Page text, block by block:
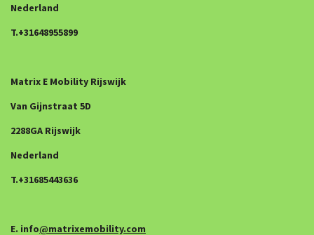
Nederland
T.+31648955899
Matrix E Mobility Rijswijk
Van Gijnstraat 5D
2288GA Rijswijk
Nederland
T.+31685443636
E. info@matrixemobility.com